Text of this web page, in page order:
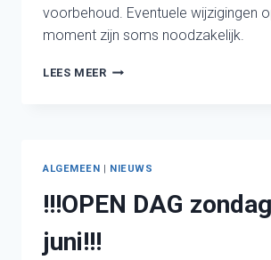
voorbehoud. Eventuele wijzigingen
moment zijn soms noodzakelijk.
LEES MEERINHOUD
ALGEMEEN | NIEUWS
!!!OPEN DAG
juni!!!